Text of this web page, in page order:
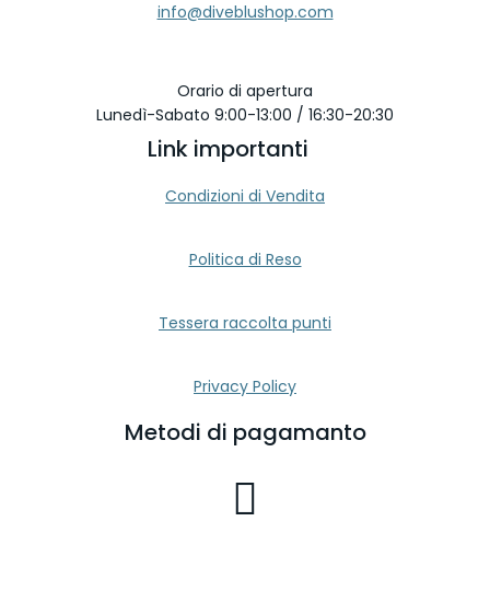
info@diveblushop.com
Orario di apertura
Lunedì-Sabato 9:00-13:00 / 16:30-20:30
Link importanti
Condizioni di Vendita
Politica di Reso
Tessera raccolta punti
Privacy Policy
Metodi di pagamanto